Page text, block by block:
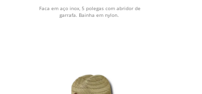
Faca em aço inox, 5 polegas com abridor de
garrafa. Bainha em nylon.